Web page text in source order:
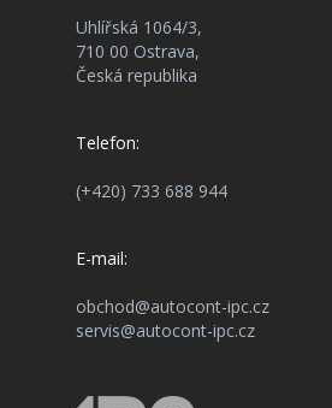
Uhlířská 1064/3,
710 00 Ostrava,
Česká republika
Telefon:
(+420) 733 688 944
E-mail:
obchod@autocont-ipc.cz
servis@autocont-ipc.cz